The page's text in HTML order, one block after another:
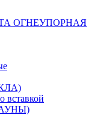
ОГНЕУПОРНАЯ